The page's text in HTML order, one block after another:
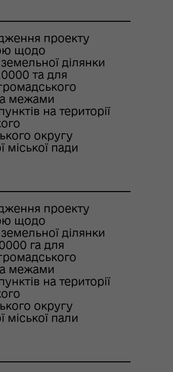
проекту
щодо
ділянки
та для
межами
на території
округу
міської пади
проекту
щодо
ділянки
га для
межами
на території
округу
міської пали